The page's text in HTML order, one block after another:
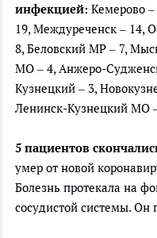
инфекцией: Кемерово –
19, Междуреченск – 14,
8, Беловский МР – 7,
МО – 4, Анжеро-
Кузнецкий – 3,
Ленинск-Кузнецкий МО
5 пациентов
умер от новой
Болезнь протекала на
сосудистой системы. Он